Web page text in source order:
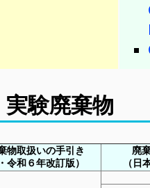
実験廃棄物
物取扱いの手引き
令和６年改訂版）
廃
（日